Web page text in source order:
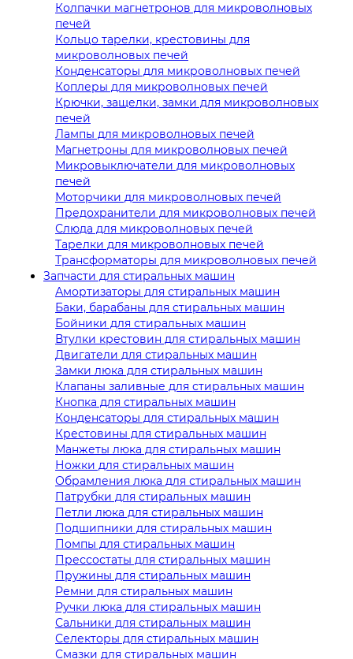
Колпачки магнетронов для микроволновых
печей
Кольцо тарелки, крестовины для
микроволновых печей
Конденсаторы для микроволновых печей
Коплеры для микроволновых печей
Крючки, защелки, замки для микроволновых
печей
Лампы для микроволновых печей
Магнетроны для микроволновых печей
Микровыключатели для микроволновых
печей
Моторчики для микроволновых печей
Предохранители для микроволновых печей
Слюда для микроволновых печей
Тарелки для микроволновых печей
Трансформаторы для микроволновых печей
Запчасти для стиральных машин
Амортизаторы для стиральных машин
Баки, барабаны для стиральных машин
Бойники для стиральных машин
Втулки крестовин для стиральных машин
Двигатели для стиральных машин
Замки люка для стиральных машин
Клапаны заливные для стиральных машин
Кнопка для стиральных машин
Конденсаторы для стиральных машин
Крестовины для стиральных машин
Манжеты люка для стиральных машин
Ножки для стиральных машин
Обрамления люка для стиральных машин
Патрубки для стиральных машин
Петли люка для стиральных машин
Подшипники для стиральных машин
Помпы для стиральных машин
Прессостаты для стиральных машин
Пружины для стиральных машин
Ремни для стиральных машин
Ручки люка для стиральных машин
Сальники для стиральных машин
Селекторы для стиральных машин
Смазки для стиральных машин